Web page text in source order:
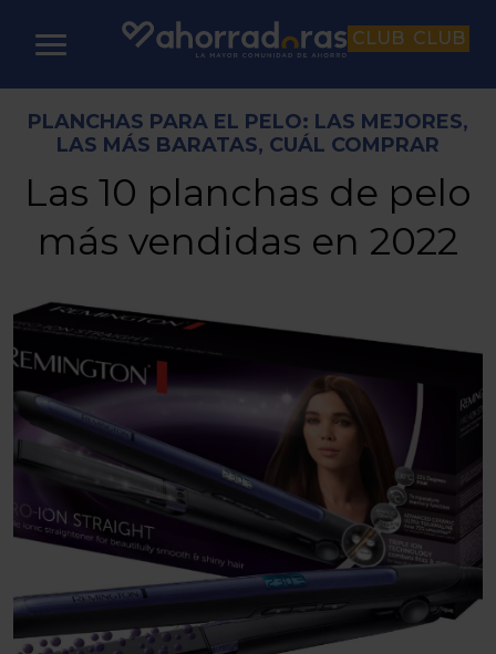
CLUB CLUB
PLANCHAS PARA EL PELO: LAS MEJORES,
LAS MÁS BARATAS, CUÁL COMPRAR
Las 10 planchas de pelo
más vendidas en 2022